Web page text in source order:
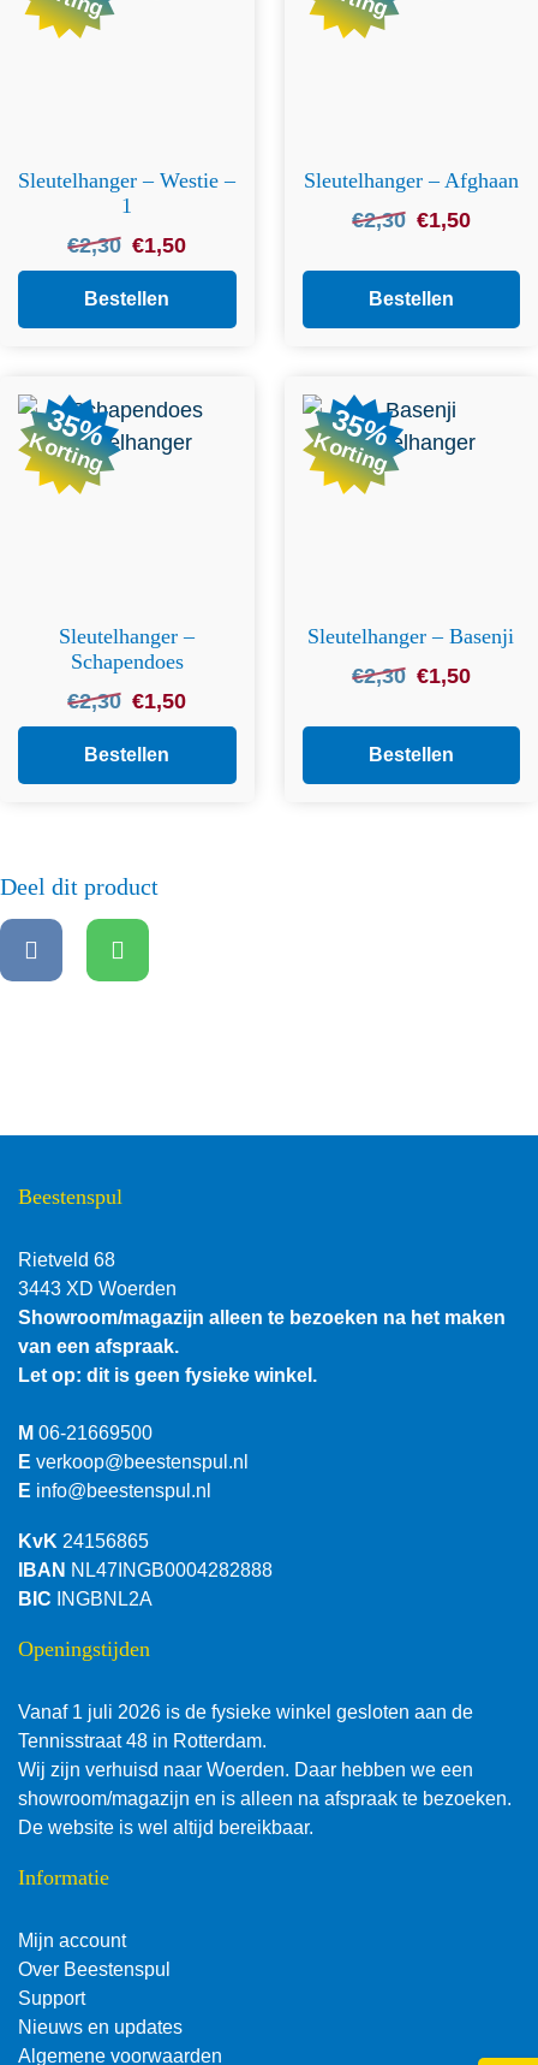
Sleutelhanger – Westie –
1
€2,30 Oorspronkelijke
prijs
was:
€2,30.
€1,50Huidige
prijs
€1,50.
Bestellen
Sleutelhanger – Afghaan
€2,30 Oorspronkelijke
was:
€2,30.
€1,50Huidige
is:
Bestellen
35%
Korting
Sleutelhanger –
Schapendoes
€2,30 Oorspronkelijke
prijs
was:
€2,30.
€1,50Huidige
prijs
€1,50.
Bestellen
35%
Korting
Sleutelhanger – Basenji
€2,30 Oorspronkelijke
was:
€2,30.
€1,50Huidige
is:
Bestellen
Deel dit product
Beestenspul
Rietveld 68
3443 XD Woerden
Showroom/magazijn alleen te bezoeken na het maken
van een afspraak.
Let op: dit is geen fysieke winkel.
M 06-21669500
E verkoop@beestenspul.nl
E info@beestenspul.nl
KvK 24156865
IBAN NL47INGB0004282888
BIC INGBNL2A
Openingstijden
Vanaf 1 juli 2026 is de fysieke winkel gesloten aan de
Tennisstraat 48 in Rotterdam.
Wij zijn verhuisd naar Woerden. Daar hebben we een
showroom/magazijn en is alleen na afspraak te bezoeken.
De website is wel altijd bereikbaar.
Informatie
Mijn account
Over Beestenspul
Support
Nieuws en updates
Algemene voorwaarden